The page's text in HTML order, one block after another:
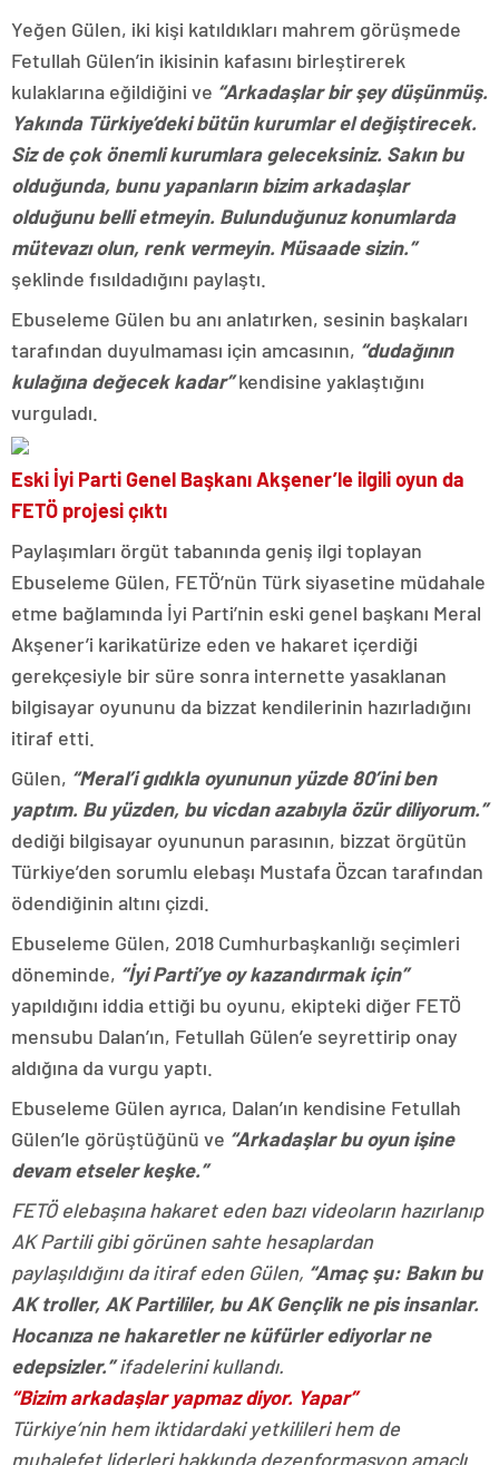
Yeğen Gülen, iki kişi katıldıkları mahrem görüşmede
Fetullah Gülen’in ikisinin kafasını birleştirerek
kulaklarına eğildiğini ve “Arkadaşlar bir şey düşünmüş.
Yakında Türkiye’deki bütün kurumlar el değiştirecek.
Siz de çok önemli kurumlara geleceksiniz. Sakın bu
olduğunda, bunu yapanların bizim arkadaşlar
olduğunu belli etmeyin. Bulunduğunuz konumlarda
mütevazı olun, renk vermeyin. Müsaade sizin.”
şeklinde fısıldadığını paylaştı.
Ebuseleme Gülen bu anı anlatırken, sesinin başkaları
tarafından duyulmaması için amcasının, “dudağının
kulağına değecek kadar”kendisine yaklaştığını
vurguladı.
Eski İyi Parti Genel Başkanı Akşener’le ilgili oyun da
FETÖ projesi çıktı
Paylaşımları örgüt tabanında geniş ilgi toplayan
Ebuseleme Gülen, FETÖ’nün Türk siyasetine müdahale
etme bağlamında İyi Parti’nin eski genel başkanı Meral
Akşener’i karikatürize eden ve hakaret içerdiği
gerekçesiyle bir süre sonra internette yasaklanan
bilgisayar oyununu da bizzat kendilerinin hazırladığını
itiraf etti.
Gülen, “Meral’i gıdıkla oyununun yüzde 80’ini ben
yaptım. Bu yüzden, bu vicdan azabıyla özür diliyorum.”
dediği bilgisayar oyununun parasının, bizzat örgütün
Türkiye’den sorumlu elebaşı Mustafa Özcan tarafından
ödendiğinin altını çizdi.
Ebuseleme Gülen, 2018 Cumhurbaşkanlığı seçimleri
döneminde, “İyi Parti’ye oy kazandırmak için”
yapıldığını iddia ettiği bu oyunu, ekipteki diğer FETÖ
mensubu Dalan’ın, Fetullah Gülen’e seyrettirip onay
aldığına da vurgu yaptı.
Ebuseleme Gülen ayrıca, Dalan’ın kendisine Fetullah
Gülen’le görüştüğünü ve “Arkadaşlar bu oyun işine
devam etseler keşke.”
FETÖ elebaşına hakaret eden bazı videoların hazırlanıp
AK Partili gibi görünen sahte hesaplardan
paylaşıldığını da itiraf eden Gülen, “Amaç şu: Bakın bu
AK troller, AK Partililer, bu AK Gençlik ne pis insanlar.
Hocanıza ne hakaretler ne küfürler ediyorlar ne
edepsizler.”ifadelerini kullandı.
“Bizim arkadaşlar yapmaz diyor. Yapar”
Türkiye’nin hem iktidardaki yetkilileri hem de
muhalefet liderleri hakkında dezenformasyon amaçlı